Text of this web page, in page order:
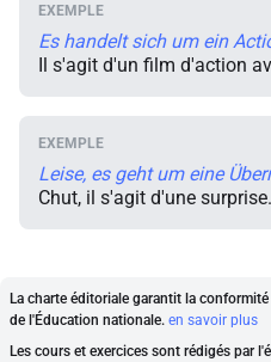
Es handelt sich um ein
Il s'agit d'un film d'action
Leise, es geht um eine
Chut, il s'agit d'une surprise.
La charte éditoriale garantit la
de l'Éducation nationale. en savoir plus
Les cours et exercices sont rédigés par